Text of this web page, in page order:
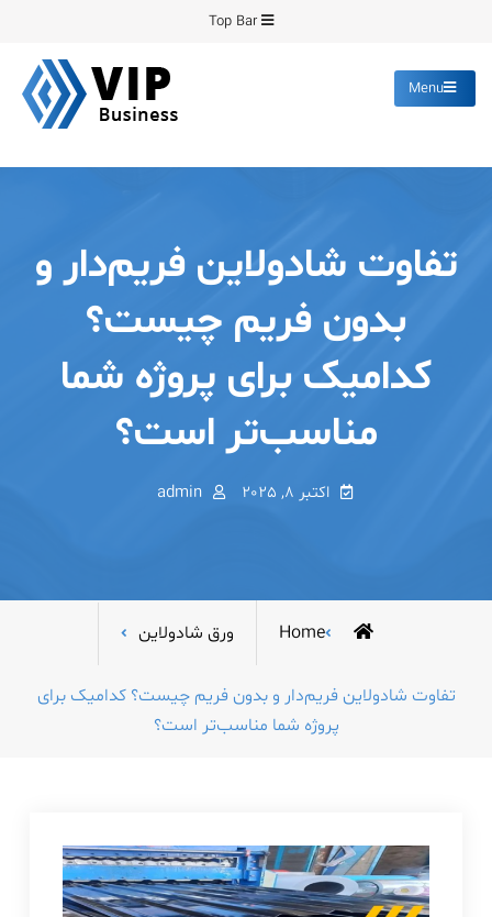
content
Top Bar
Menu
تفاوت شادولاین فریم‌دار و
بدون فریم چیست؟
کدامیک برای پروژه شما
مناسب‌تر است؟
اکتبر 8, 2025 admin
Home ورق شادولاین
تفاوت شادولاین فریم‌دار و بدون فریم چیست؟ کدامیک برای
پروژه شما مناسب‌تر است؟